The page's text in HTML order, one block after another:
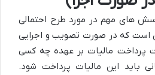
های مهم در مورد طرح احتمالی
است که در صورت تصویب و اجرایی
پرداخت مالیات بر عهده چه کسی
باید این مالیات پرداخت شود.